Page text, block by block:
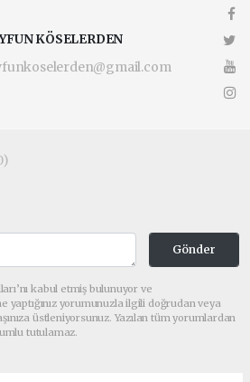
KÖSELERDEN
Gönder
kabul etmiş bulunuyor ve
yorumunuzla ilgili doğrudan veya
üstleniyorsunuz. Yazılan tüm yorumlardan
tutulamaz.